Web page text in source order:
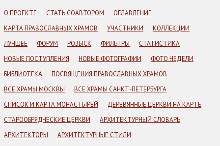
О ПРОЕКТЕ СТАТЬ СОАВТОРОМ
ОГЛАВЛЕНИЕ
КАРТА ПРАВОСЛАВНЫХ ХРАМОВ
УЧАСТНИКИ
КОЛЛЕКЦИИ
ЛУЧШЕЕ
ФОРУМ РОЗЫСК ФИЛЬТРЫ
СТАТИСТИКА
НОВЫЕ ПОСТУПЛЕНИЯ
НОВЫЕ ФОТОГРАФИИ
ФОТО НЕДЕЛИ
БИБЛИОТЕКА
ПОСВЯЩЕНИЯ ПРАВОСЛАВНЫХ ХРАМОВ
ВСЕ ХРАМЫ МОСКВЫ
ВСЕ ХРАМЫ САНКТ-ПЕТЕРБУРГА
СПИСОК И КАРТА МОНАСТЫРЕЙ
ДЕРЕВЯННЫЕ ЦЕРКВИ НА КАРТЕ
СТАРООБРЯДЧЕСКИЕ ЦЕРКВИ
АРХИТЕКТУРНЫЙ СЛОВАРЬ
АРХИТЕКТОРЫ
АРХИТЕКТУРНЫЕ СТИЛИ